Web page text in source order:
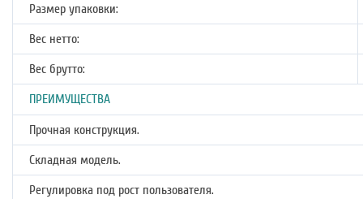
Размер упаковки:
Вес нетто:
Вес брутто:
ПРЕИМУЩЕСТВА
Прочная конструкция.
Складная модель.
Регулировка под рост пользователя.